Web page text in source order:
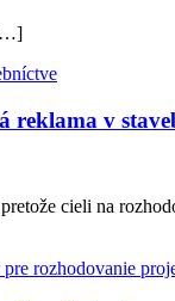
[…]
reklama v
cieli na